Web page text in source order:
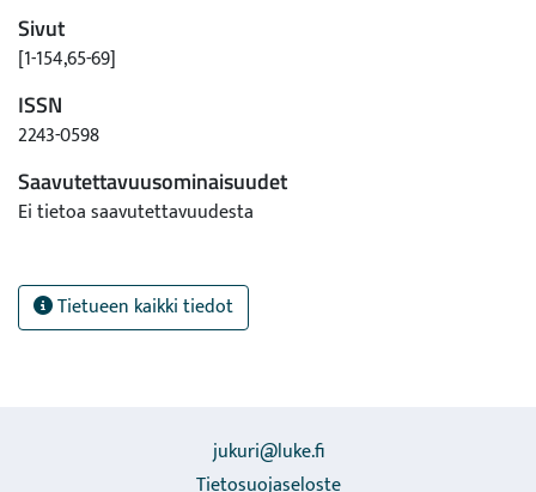
Sivut
[1-154,65-69]
ISSN
2243-0598
Saavutettavuusominaisuudet
Ei tietoa saavutettavuudesta
Tietueen kaikki tiedot
jukuri@luke.fi
Tietosuojaseloste